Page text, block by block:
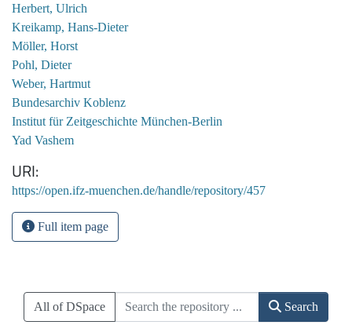
Herbert, Ulrich
Kreikamp, Hans-Dieter
Möller, Horst
Pohl, Dieter
Weber, Hartmut
Bundesarchiv Koblenz
Institut für Zeitgeschichte München-Berlin
Yad Vashem
URI
https://open.ifz-muenchen.de/handle/repository/457
Full item page
All of DSpace Search